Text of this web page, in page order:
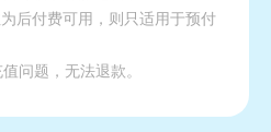
后付费可用，则只适用于预付
问题，无法退款。